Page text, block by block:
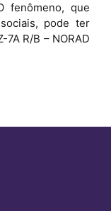
fenômeno, que
pode ter
R/B – NORAD